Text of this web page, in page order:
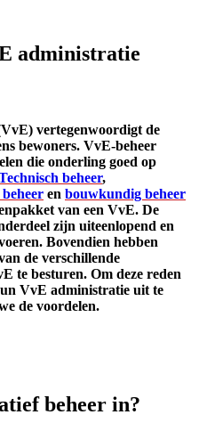
administratie
vertegenwoordigt de
bewoners. VvE-beheer
die onderling goed op
beheer,
en bouwkundig beheer
van een VvE. De
zijn uiteenlopend en
Bovendien hebben
de verschillende
te besturen. Om deze reden
VvE administratie uit te
de voordelen.
beheer in?